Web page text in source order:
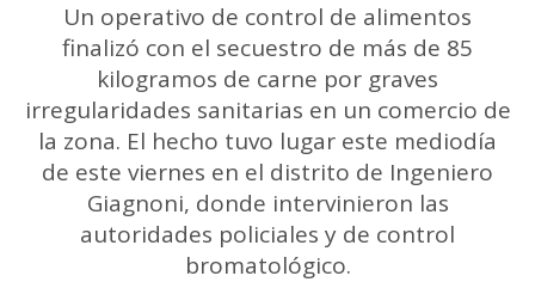
Un operativo de control de alimentos
finalizó con el secuestro de más de 85
kilogramos de carne por graves
irregularidades sanitarias en un comercio de
la zona. El hecho tuvo lugar este mediodía
de este viernes en el distrito de Ingeniero
Giagnoni, donde intervinieron las
autoridades policiales y de control
bromatológico.